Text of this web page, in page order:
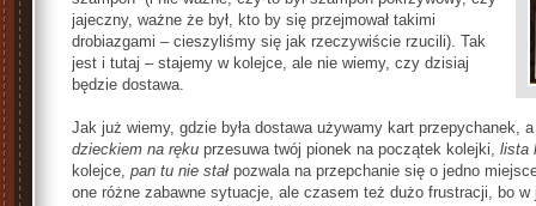
jajeczny, ważne że był, kto by się przejmował takimi
drobiazgami – cieszyliśmy się jak rzeczywiście rzucili). Tak
jest i tutaj – stajemy w kolejce, ale nie wiemy, czy dzisiaj
będzie dostawa.
Jak już wiemy, gdzie była dostawa używamy kart przepychanek,
dzieckiem na ręku przesuwa twój pionek na początek kolejki, lista
kolejce, pan tu nie stał pozwala na przepchanie się o jedno
one różne zabawne sytuacje, ale czasem też dużo frustracji, bo